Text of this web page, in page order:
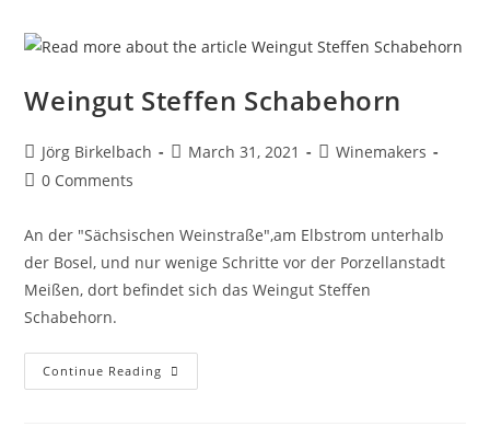
Weingut Steffen Schabehorn
Jörg Birkelbach March 31, 2021
Winemakers
0 Comments
An der "Sächsischen Weinstraße",am Elbstrom unterhalb
der Bosel, und nur wenige Schritte vor der Porzellanstadt
Meißen, dort befindet sich das Weingut Steffen
Schabehorn.
Continue Reading